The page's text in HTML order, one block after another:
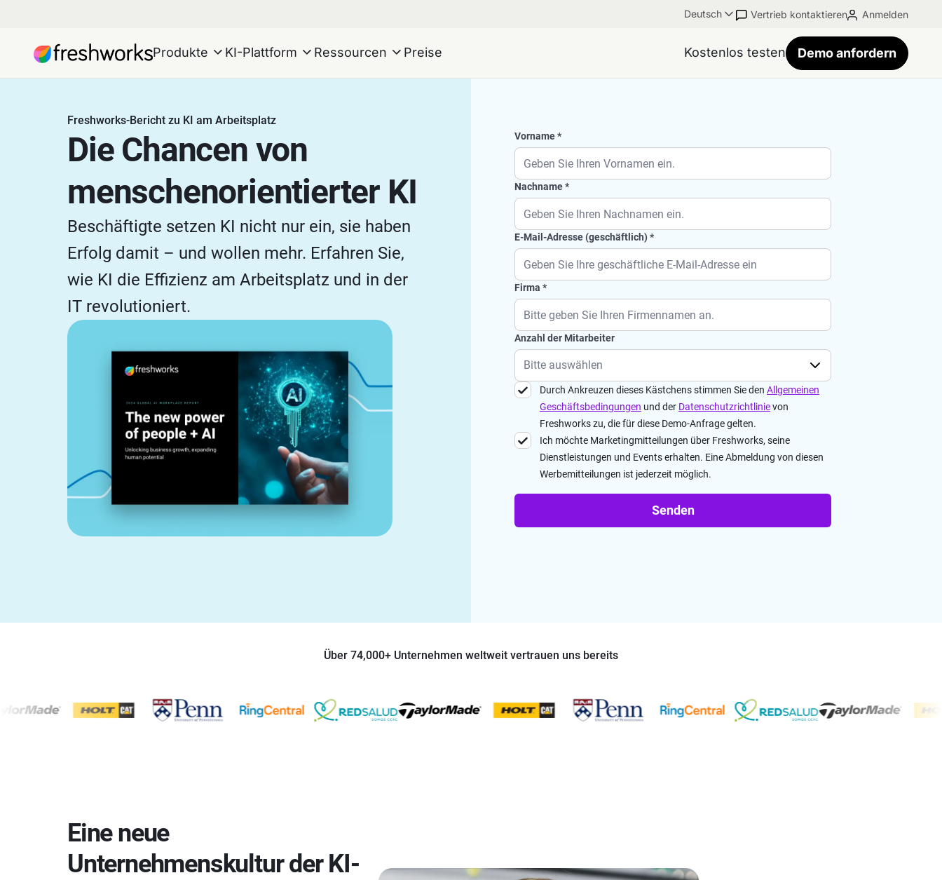
Deutsch Vertrieb kontaktieren Anmelden
Produkte KI-Plattform Ressourcen Preise Kostenlos testen Demo anfordern
Freshworks-Bericht zu KI am Arbeitsplatz
Die Chancen von
menschenorientierter KI
Beschäftigte setzen KI nicht nur ein, sie haben
Erfolg damit – und wollen mehr. Erfahren Sie,
wie KI die Effizienz am Arbeitsplatz und in der
IT revolutioniert.
Vorname
Nachname
E-Mail-Adresse (geschäftlich)
Firma
Anzahl der Mitarbeiter
Durch Ankreuzen dieses Kästchens stimmen Sie den Allgemeinen
Geschäftsbedingungen und der Datenschutzrichtlinievon
Freshworks zu, die für diese Demo-Anfrage gelten.
Ich möchte Marketingmitteilungen über Freshworks, seine
Dienstleistungen und Events erhalten. Eine Abmeldung von diesen
Werbemitteilungen ist jederzeit möglich.
Senden
Über 74,000+ Unternehmen weltweit vertrauen uns bereits
Eine neue
Unternehmenskultur der KI-